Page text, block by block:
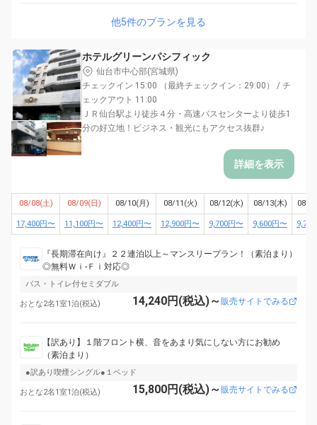
他5件のプランを見る
ホテルグリーンパシフィック
仙台市中心部(宮城県)
チェックイン 15:00 （最終チェックイン：29:00） / チ
ェックアウト 11:00
ＪＲ仙台駅より徒歩４分・高速バスセンターより徒歩1
分の好立地！ビジネス・観光にもアクセス抜群♪
詳細を表示
08/08(土) 08/09(日) 08/10(月) 08/11(火) 08/12(水) 08/13(木) 08/
17,400円〜 11,100円〜 12,400円〜 12,900円〜 9,700円〜 9,600円〜
『長期滞在向け』２２連泊以上～マンスリープラン！（素泊まり）
◎無料Ｗｉ-Ｆｉ対応◎
バス・トイレ付セミダブル
おとな2名1室1泊(税込) 14,240円(税込)～販売サイトでみる
【訳あり】１階フロント横、音をあまり気にしない方にお勧め
（素泊まり）
●訳あり喫煙シングル●１ベッド
おとな2名1室1泊(税込) 15,800円(税込)～販売サイトでみる